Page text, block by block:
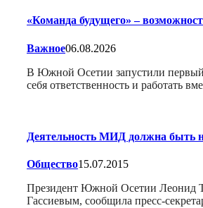
«Команда будущего» –
Важное06.08.2026
В Южной Осетии запустили первый
себя ответственность и работать
Деятельность МИД должна быть
Общество15.07.2015
Президент Южной Осетии Леонид
Гассиевым, сообщила пресс-